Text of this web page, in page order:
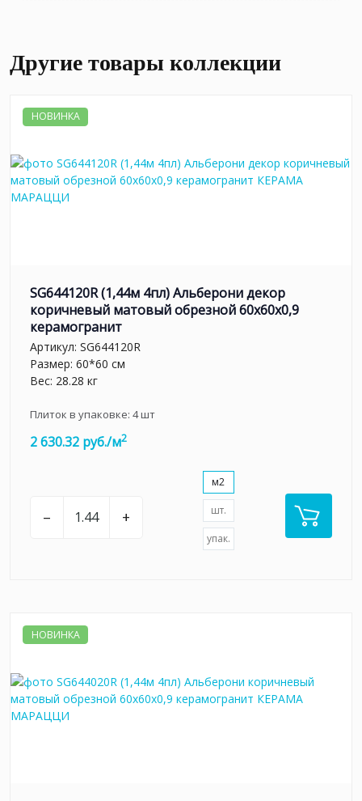
Другие товары коллекции
НОВИНКА
SG644120R (1,44м 4пл) Альберони декор
коричневый матовый обрезной 60x60x0,9
керамогранит
Артикул: SG644120R
Размер: 60*60 см
Вес: 28.28 кг
Плиток в упаковке: 4шт
2 630.32 руб./м2
– +
м2
шт.
упак.
НОВИНКА